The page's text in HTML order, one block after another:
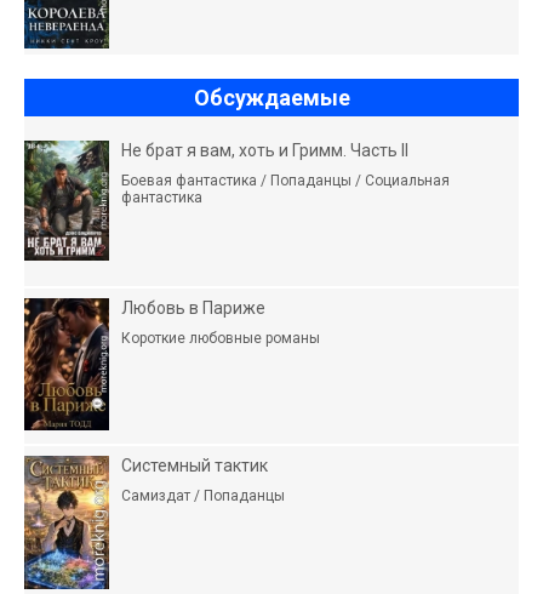
Обсуждаемые
Не брат я вам, хоть и Гримм. Часть II
Боевая фантастика / Попаданцы / Социальная
фантастика
Любовь в Париже
Короткие любовные романы
Системный тактик
Самиздат / Попаданцы